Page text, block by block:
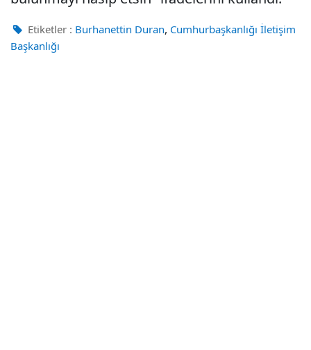
Etiketler : Burhanettin Duran, Cumhurbaşkanlığı İletişim
Başkanlığı